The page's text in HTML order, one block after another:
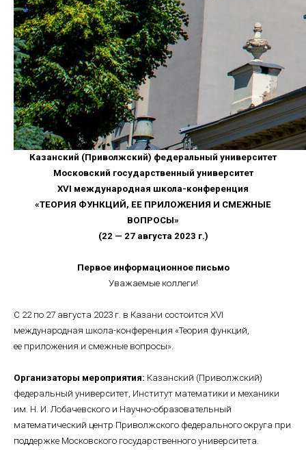
Казанский (Приволжский) федеральный университет
Московский государственный университет
XVI международная школа-конференция
«ТЕОРИЯ ФУНКЦИЙ, ЕЕ ПРИЛОЖЕНИЯ И СМЕЖНЫЕ
ВОПРОСЫ»
(22 — 27 августа 2023 г.)
Первое информационное письмо
Уважаемые коллеги!
С 22 по 27 августа 2023 г. в Казани состоится XVI
международная школа-конференция «Теория функций,
ее приложения и смежные вопросы».
Организаторы мероприятия: Казанский (Приволжский)
федеральный университет, Институт математики и механики
им. Н. И. Лобачевского и Научно-образовательный
математический центр Приволжского федерального округа при
поддержке Московского государственного университета.